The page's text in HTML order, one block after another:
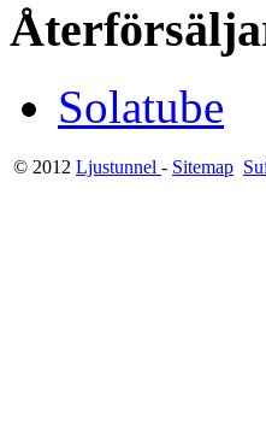
Solatube
© 2012 Ljustunnel - Sitemap